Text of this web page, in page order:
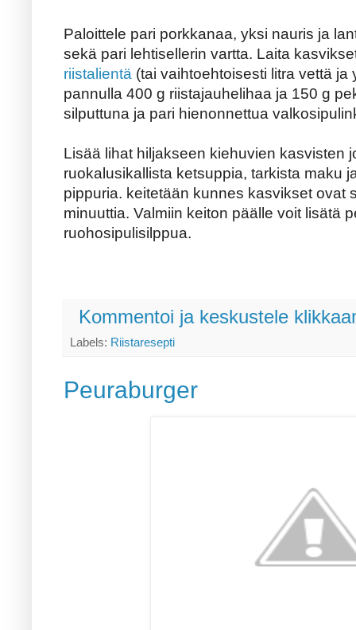
Paloittele pari porkkanaa, yksi nauris ja
sekä pari lehtisellerin vartta. Laita
riistalientä (tai vaihtoehtoisesti litra vettä ja
pannulla 400 g riistajauhelihaa ja 150 g
silputtuna ja pari hienonnettua
Lisää lihat hiljakseen kiehuvien kasvisten
ruokalusikallista ketsuppia, tarkista maku
pippuria. keitetään kunnes kasvikset ovat
minuuttia. Valmiin keiton päälle voit lisätä
ruohosipulisilppua.
Kommentoi ja keskustele
Labels: Riistaresepti
Peuraburger